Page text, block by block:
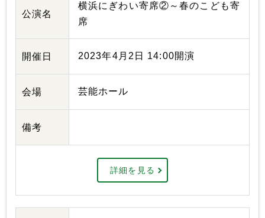
公演名
横浜にぎわい寄席②～春のこども寄
席
開催日 2023年4月2日 14:00開演
会場 芸能ホール
備考
詳細を見る